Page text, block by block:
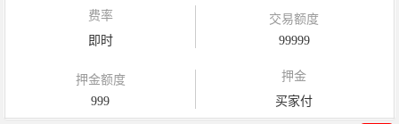
费率
即时
交易额度
99999
押金额度
999
押金
买家付